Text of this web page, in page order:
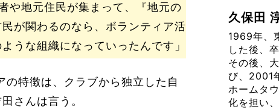
や地元住民が集まって、『地元の
が関わるのなら、ボランティア活
うな組織になっていったんです」
特徴は、クラブから独立した自
さんは言う。
久保田
1969年、
した後、
その後、
び、2001
ホームタ
化を担い